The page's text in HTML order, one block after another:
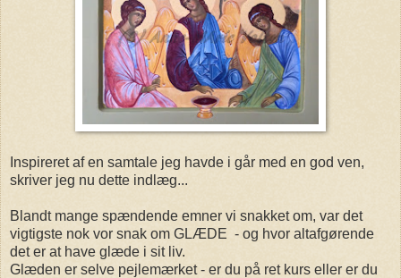
Inspireret af en samtale jeg havde i går med en god ven,
skriver jeg nu dette indlæg...
Blandt mange spændende emner vi snakket om, var det
vigtigste nok vor snak om GLÆDE - og hvor altafgørende
det er at have glæde i sit liv.
Glæden er selve pejlemærket - er du på ret kurs eller er du